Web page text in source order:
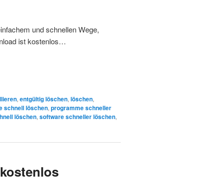
und schnellen Wege,
ist kostenlos…
, entgültig löschen, löschen,
schnell löschen, programme schneller
löschen, software schneller löschen,